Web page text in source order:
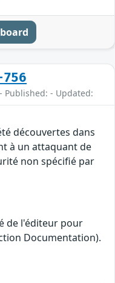
- Published: - Updated:
découvertes dans
à un attaquant de
non spécifié par
de l'éditeur pour
Documentation).